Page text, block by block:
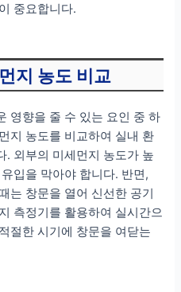
중요합니다.
지 농도 비교
영향을 줄 수 있는 요인 중 하
지 농도를 비교하여 실내 환
. 외부의 미세먼지 농도가 높
입을 막아야 합니다. 반면,
는 창문을 열어 신선한 공기
측정기를 활용하여 실시간으
절한 시기에 창문을 여닫는